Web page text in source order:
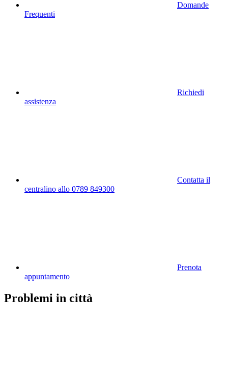
Domande
Frequenti
Richiedi
assistenza
Contatta il
centralino allo 0789 849300
Prenota
appuntamento
Problemi in città